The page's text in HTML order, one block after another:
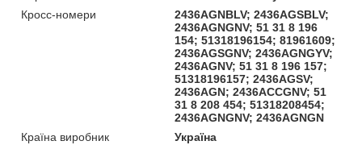
Кросс-номери
2436AGNBLV; 2436AGSBLV;
2436AGNGNV; 51 31 8 196
154; 51318196154; 81961609;
2436AGSGNV; 2436AGNGYV;
2436AGNV; 51 31 8 196 157;
51318196157; 2436AGSV;
2436AGN; 2436ACCGNV; 51
31 8 208 454; 51318208454;
2436AGNGNV; 2436AGNGN
Країна виробник
Україна